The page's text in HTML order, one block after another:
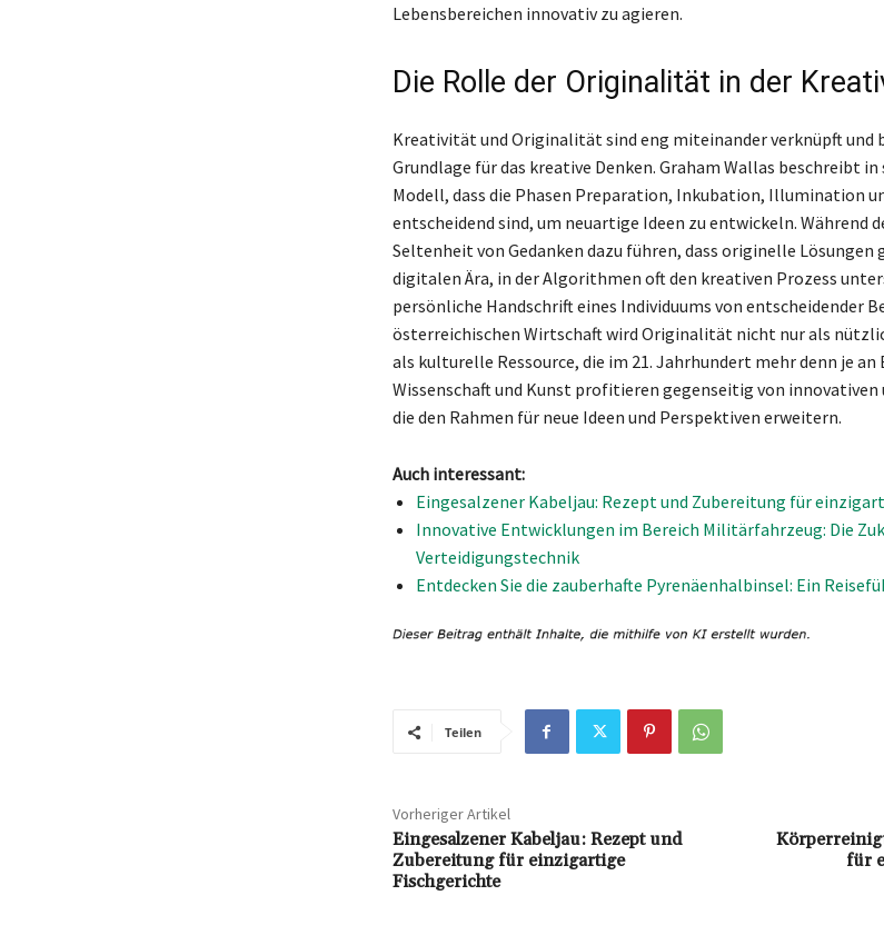
Lebensbereichen innovativ zu agieren.
Die Rolle der Originalität in der
Kreativität und Originalität sind eng miteinander verknüpft und
Grundlage für das kreative Denken. Graham Wallas beschreibt
Modell, dass die Phasen Preparation, Inkubation, Illumination
entscheidend sind, um neuartige Ideen zu entwickeln. Während
Seltenheit von Gedanken dazu führen, dass originelle Lösungen
digitalen Ära, in der Algorithmen oft den kreativen Prozess
persönliche Handschrift eines Individuums von entscheidender
österreichischen Wirtschaft wird Originalität nicht nur als
als kulturelle Ressource, die im 21. Jahrhundert mehr denn je
Wissenschaft und Kunst profitieren gegenseitig von
die den Rahmen für neue Ideen und Perspektiven erweitern.
Auch interessant:
Eingesalzener Kabeljau: Rezept und Zubereitung für
Innovative Entwicklungen im Bereich Militärfahrzeug: Die
Verteidigungstechnik
Entdecken Sie die zauberhafte Pyrenäenhalbinsel: Ein
Teilen
Vorheriger Artikel
Eingesalzener Kabeljau: Rezept und
Zubereitung für einzigartige
Fischgerichte
für